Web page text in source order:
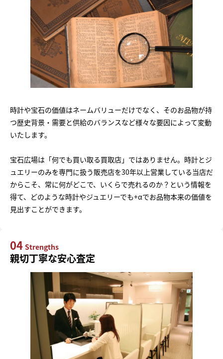
時計や宝石の価値はネームバリューだけでなく、そのお品物が持
つ歴史背景・需要と供給のバランスなど様々な要因によって変動
いたします。
宝石広場は「何でも買い取る買取店」ではありません。時計とジ
ュエリーのみを専門に扱う販売店を30年以上営業している当店だ
からこそ、常に何がどこで、いくらで売れるのか？という情報を
得て、どのような時計やジュエリーでも+αでお品物本来の価値を
見出すことができます。
04 Strengths
親切丁寧な安心査定